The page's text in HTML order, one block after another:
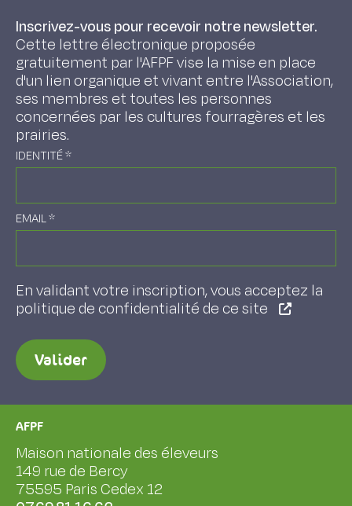
Inscrivez-vous pour recevoir notre newsletter.
Cette lettre électronique proposée
gratuitement par l'AFPF vise la mise en place
d'un lien organique et vivant entre l'Association,
ses membres et toutes les personnes
concernées par les cultures fourragères et les
prairies.
IDENTITÉ*
EMAIL*
En validant votre inscription, vous acceptez la
politique de confidentialité de ce site
Valider
AFPF
Maison nationale des éleveurs
149 rue de Bercy
75595 Paris Cedex 12